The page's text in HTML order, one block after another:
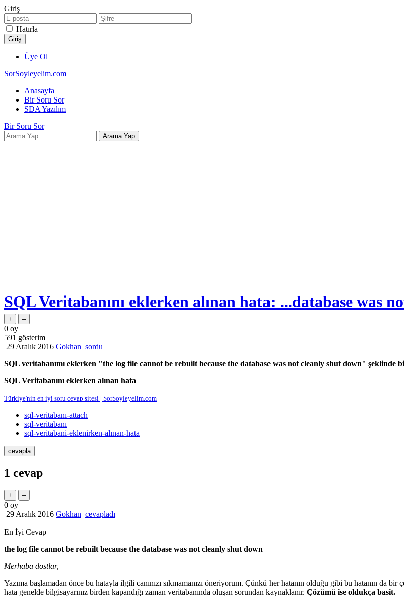
Giriş
Hatırla
Üye Ol
SorSoyleyelim.com
Anasayfa
Bir Soru Sor
SDA Yazılım
Bir Soru Sor
SQL Veritabanını eklerken alınan hata: ...database was
0 oy
591 gösterim
29 Aralık 2016 Gokhan sordu
SQL veritabanımı eklerken "the log file cannot be rebuilt because the database was not cleanly shut down" şeklinde
SQL Veritabanını eklerken alınan hata
Türkiye'nin en iyi soru cevap sitesi | SorSoyleyelim.com
sql-veritabanı-attach
sql-veritabanı
sql-veritabani-eklenirken-alınan-hata
1 cevap
0 oy
29 Aralık 2016 Gokhan cevapladı
En İyi Cevap
the log file cannot be rebuilt because the database was not cleanly shut down​
Merhaba dostlar,
Yazıma başlamadan önce bu hatayla ilgili canınızı sıkmamanızı öneriyorum. Çünkü her hatanın olduğu gibi bu hatanın da
hata genelde bilgisayarınız birden kapandığı zaman veritabanında oluşan sorundan kaynaklanır. Çözümü ise oldukça basit.